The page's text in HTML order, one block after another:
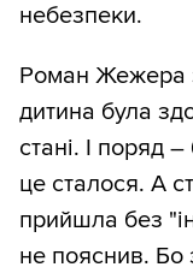
небезпеки.
Роман Жежера
дитина була
стані. І поряд
це сталося. А
прийшла без
не пояснив. Бо